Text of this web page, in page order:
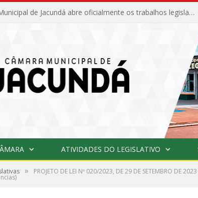
Câmara Municipal de Jacundá abre oficialmente os trabalhos legislativos de 2026
ATIVIDADES DO LEGISLATIVO
» PROJETO DE LEI Nº 020/2023, DE 29 DE SETEMBRO